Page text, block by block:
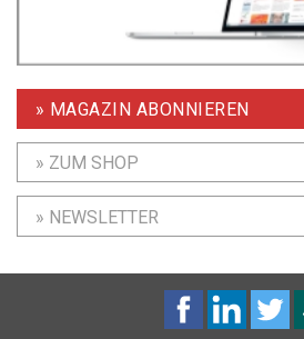
» MAGAZIN ABONNIEREN
» ZUM SHOP
» NEWSLETTER